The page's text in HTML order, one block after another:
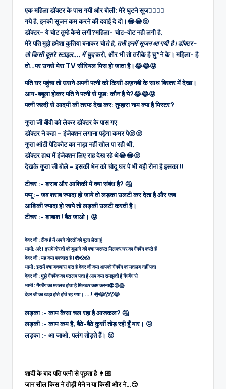
एक महिला डॉक्टर के पास गयी और बोली: मेरे घुटने सूज🤦‍♀️🤦‍♀️
गये है, इनकी सूजन कम करने की दवाई दे दो।😂😂😝
डॉक्टर- ये चोट तुम्हे कैसे लगी?महिला- चोट-वोट नही लगी है,
मेरे पति मुझे हमेशा कुतिया बनाकर चोते है, तभी इनमें सूजन आ गयी है।डॉक्टर-
तो किसी दूसरे स्टाइल…. में चुदकरो, और भी तो तरीके है चु*ने के। महिला- है
तो…पर उनसे मेरा TV सीरियल मिस हो जाता है।😂😂😝
पति घर पहुंचा तो उसने अपनी पत्नी को किसी अज़नबी के साथ बिस्तर में देखा।
आग-बबूला होकर पति ने पत्नी से पूछा: कौन है ये?😂😂😝
पत्नी जल्दी से आदमी की तरफ देख कर: तुम्हारा नाम क्या है मिस्टर?
गुप्ता जी बीवी को लेकर डॉक्टर के पास गए
डॉक्टर ने कहा – इंजेक्शन लगाना पड़ेगा कमर पे😜😜
गुप्ता आंटी पेटिकोट का नाड़ा नहीं खोल पा रही थी,
डॉक्टर हाथ में इंजेक्शन लिए राह देख रहे थे😂😂😝
देखके गुप्ता जी बोले – इसकी भेन को चोदू घर पे भी यही रोना है इसका !!
टीचर :- शराब और आशिकी में क्या संबंध है? 🤔
पप्पू :- जब शराब ज्यादा हो जाये तो लड़का उलटी कर देता है और जब
आशिकी ज्यादा हो जाये तो लड़की उलटी करती है।
टीचर :- शाबाश ! बैठ जाओ। 😝
देवर जी : ठीक है मैं अपने दोस्तों को बुला लेता हूं
भाभी: अरे ! इसमें दोस्तों को बुलाने की क्या जरूरत मिलकर घर का गैंगबैंग करते हैं
देवर जी : यह क्या बकवास है !😨😰😱
भाभी : इसमें क्या बकवास बात है देवर जी क्या आपको गैंगबैंग का मतलब नहीं पता
देवर जी : मुझे गैंगबैंक का मतलब पता है आप क्या समझती है गैंगबैंग से
भाभी : गैंगबैंग का मतलब होता है मिलकर काम करना😨😰😱
देवर जी का खड़ा होते होते रह गया। ….! 👅😂😮😮😂
लड़का :- काम कैसा चल रहा है आजकल? 🤔
लड़की :- काम कम है, बैठे-बैठे कुर्सी तोड़ रही हूँ यार। 😥
लड़का :- आ जाओ, पलंग तोड़ते हैं। 😛
शादी के बाद पति पत्नी से पूछता है 👩🏻
जान सील किस ने तोड़ी मेने न या किसी और ने…😏